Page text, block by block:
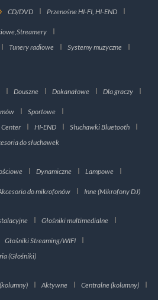
CD/DVD Przenośne HI-FI, HI-END
Tunery radiowe
Systemy muzyczne
Douszne Dokanałowe Dla graczy
Sportowe
HI-END
Słuchawki Bluetooth
do słuchawek
Dynamiczne Lampowe
do mikrofonów Inne (Mikrofony DJ)
Głośniki multimedialne
Głośniki Streaming/WIFI
(Głośniki)
Aktywne Centralne (kolumny)